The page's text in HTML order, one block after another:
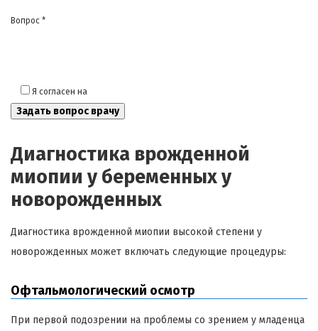
Вопрос *
Я согласен на
Диагностика врожденной
миопии у беременных у
новорожденных
Диагностика врожденной миопии высокой степени у
новорожденных может включать следующие процедуры:
Офтальмологический осмотр
При первой подозрении на проблемы со зрением у младенца